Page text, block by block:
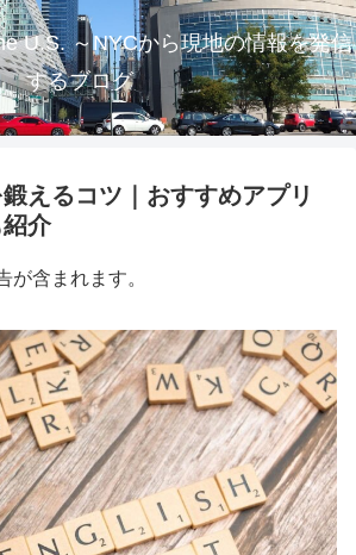
U.S. ～NYCから現地の情報を発信
するブログ
えるコツ｜おすすめアプリ
介
含まれます。